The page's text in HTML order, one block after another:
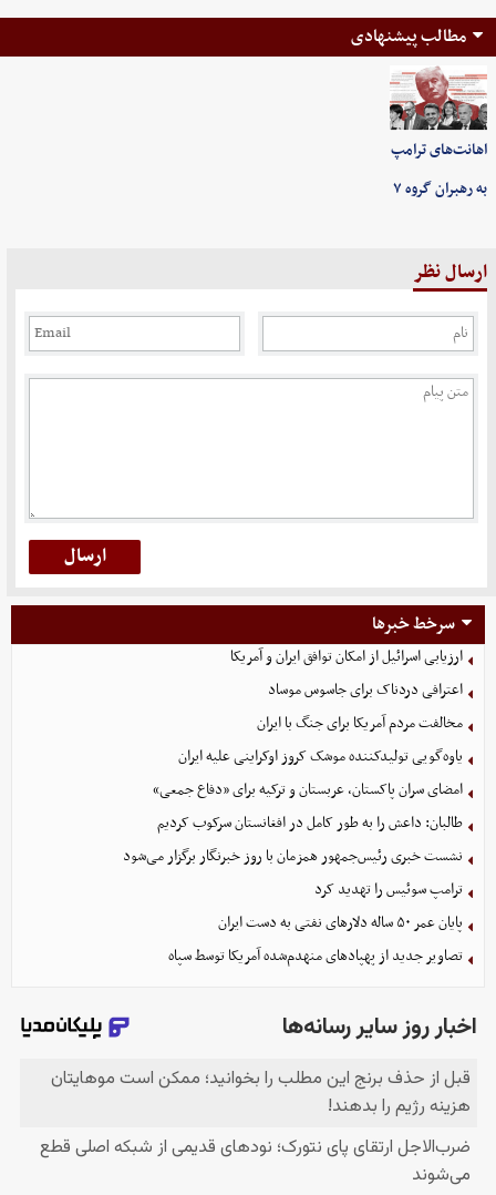
مطالب پیشنهادی
اهانت‌های ترامپ
به رهبران گروه ۷
ارسال نظر
سرخط خبرها
ارزیابی اسرائیل از امکان توافق ایران و آمریکا
اعترافی دردناک برای جاسوس موساد
مخالفت مردم آمریکا برای جنگ با ایران
یاوه‌گویی تولیدکننده موشک کروز اوکراینی علیه ایران
امضای سران پاکستان، عربستان و ترکیه برای «دفاع جمعی»
طالبان: داعش را به طور کامل در افغانستان سرکوب کردیم
نشست خبری رئیس‌جمهور همزمان با روز خبرنگار برگزار می‌شود
ترامپ سوئیس را تهدید کرد
پایان عمر ۵۰ ساله دلارهای نفتی به دست ایران
تصاویر جدید از پهپادهای منهدم‌شده آمریکا توسط سپاه